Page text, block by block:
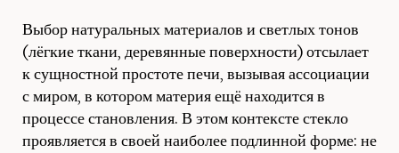
Выбор натуральных материалов и светлых тонов
(лёгкие ткани, деревянные поверхности) отсылает
к сущностной простоте печи, вызывая ассоциации
с миром, в котором материя ещё находится в
процессе становления. В этом контексте стекло
проявляется в своей наиболее подлинной форме: не